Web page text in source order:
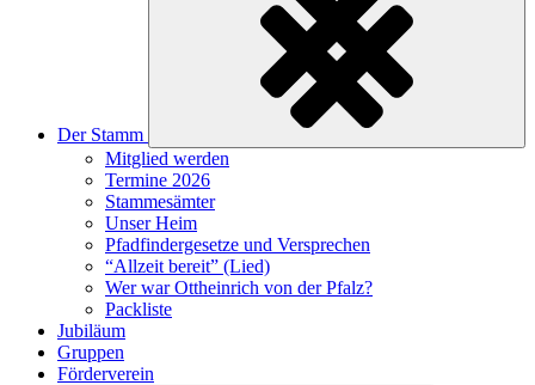
Der Stamm
Untermenü
Mitglied werden
Termine 2026
Stammesämter
Unser Heim
Pfadfindergesetze und Versprechen
“Allzeit bereit” (Lied)
Wer war Ottheinrich von der Pfalz?
Packliste
Jubiläum
Gruppen
Förderverein